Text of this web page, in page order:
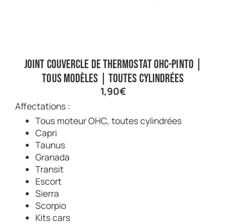
Joint couvercle de thermostat OHC-Pinto |
Tous modèles | Toutes cylindrées
1,90€
Affectations :
Tous moteur OHC, toutes cylindrées
Capri
Taunus
Granada
Transit
Escort
Sierra
Scorpio
Kits cars